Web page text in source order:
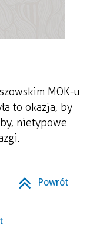
MOK-u
to okazja, by
nietypowe
Powrót